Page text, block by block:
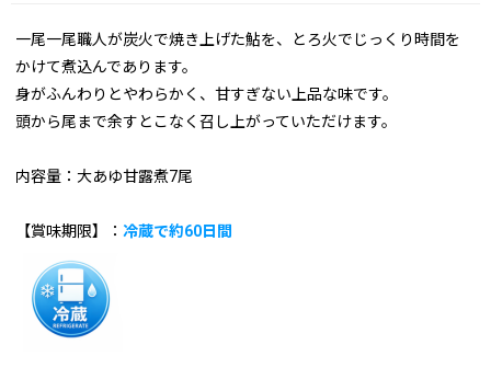
一尾一尾職人が炭火で焼き上げた鮎を、とろ火でじっくり時間を
かけて煮込んであります。
身がふんわりとやわらかく、甘すぎない上品な味です。
頭から尾まで余すとこなく召し上がっていただけます。
内容量：大あゆ甘露煮7尾
【賞味期限】：冷蔵で約60日間